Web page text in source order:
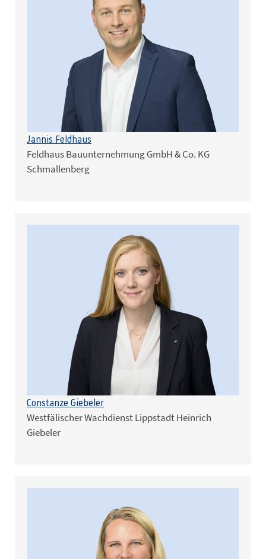
Jannis Feldhaus
Feldhaus Bauunternehmung GmbH & Co. KG
Schmallenberg
Constanze Giebeler
Westfälischer Wachdienst Lippstadt Heinrich
Giebeler